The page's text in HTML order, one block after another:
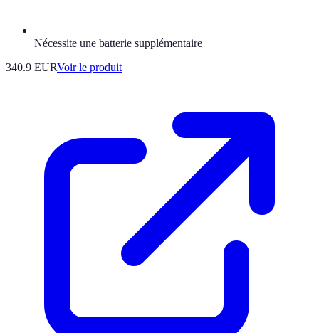
Nécessite une batterie supplémentaire
340.9 EURVoir le produit